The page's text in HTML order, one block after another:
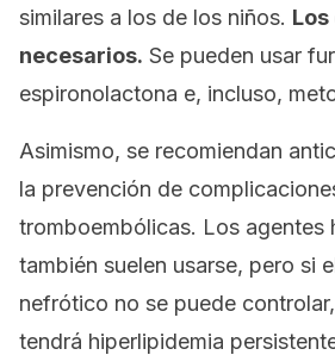
similares a los de los niños.
necesarios. Se pueden usar
espironolactona e, incluso,
Asimismo, se recomiendan
la prevención de
tromboembólicas. Los agentes
también suelen usarse, pero si
nefrótico no se puede
tendrá hiperlipidemia